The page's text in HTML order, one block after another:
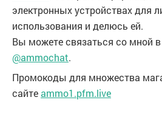
электронных устройствах для
использования и делюсь ей.
Вы можете связаться со мной в
@ammochat.
Промокоды для множества
сайтеammo1.pfm.live